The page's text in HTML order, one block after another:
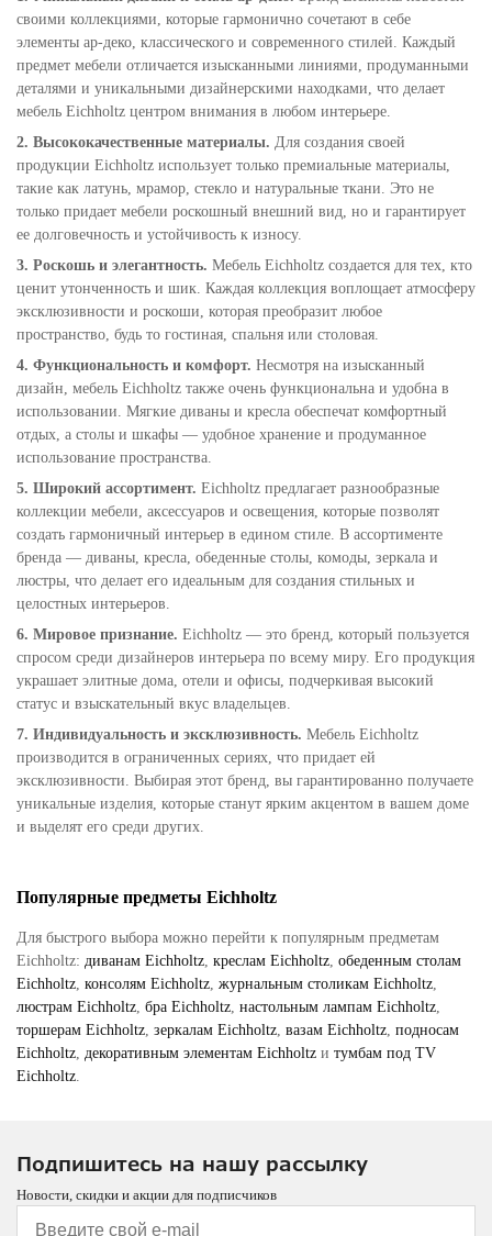
своими коллекциями, которые гармонично сочетают в себе
элементы ар-деко, классического и современного стилей. Каждый
предмет мебели отличается изысканными линиями, продуманными
деталями и уникальными дизайнерскими находками, что делает
мебель Eichholtz центром внимания в любом интерьере.
2. Высококачественные материалы. Для создания своей
продукции Eichholtz использует только премиальные материалы,
такие как латунь, мрамор, стекло и натуральные ткани. Это не
только придает мебели роскошный внешний вид, но и гарантирует
ее долговечность и устойчивость к износу.
3. Роскошь и элегантность. Мебель Eichholtz создается для тех, кто
ценит утонченность и шик. Каждая коллекция воплощает атмосферу
эксклюзивности и роскоши, которая преобразит любое
пространство, будь то гостиная, спальня или столовая.
4. Функциональность и комфорт. Несмотря на изысканный
дизайн, мебель Eichholtz также очень функциональна и удобна в
использовании. Мягкие диваны и кресла обеспечат комфортный
отдых, а столы и шкафы — удобное хранение и продуманное
использование пространства.
5. Широкий ассортимент. Eichholtz предлагает разнообразные
коллекции мебели, аксессуаров и освещения, которые позволят
создать гармоничный интерьер в едином стиле. В ассортименте
бренда — диваны, кресла, обеденные столы, комоды, зеркала и
люстры, что делает его идеальным для создания стильных и
целостных интерьеров.
6. Мировое признание. Eichholtz — это бренд, который пользуется
спросом среди дизайнеров интерьера по всему миру. Его продукция
украшает элитные дома, отели и офисы, подчеркивая высокий
статус и взыскательный вкус владельцев.
7. Индивидуальность и эксклюзивность. Мебель Eichholtz
производится в ограниченных сериях, что придает ей
эксклюзивности. Выбирая этот бренд, вы гарантированно получаете
уникальные изделия, которые станут ярким акцентом в вашем доме
и выделят его среди других.
Популярные предметы Eichholtz
Для быстрого выбора можно перейти к популярным предметам
Eichholtz: диванам Eichholtz креслам Eichholtz обеденным столам
Eichholtz консолям Eichholtz журнальным столикам Eichholtz
люстрам Eichholtz бра Eichholtz настольным лампам Eichholtz
торшерам Eichholtz зеркалам Eichholtz вазам Eichholtz подносам
Eichholtz декоративным элементам Eichholtz и тумбам под TV
Eichholtz
Подпишитесь на нашу рассылку
Новости, скидки и акции для подписчиков